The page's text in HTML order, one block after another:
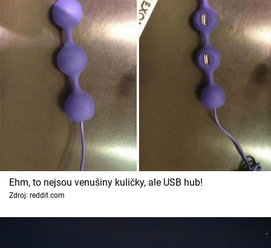
Ehm, to nejsou venušiny kuličky, ale USB hub!
Zdroj: reddit.com